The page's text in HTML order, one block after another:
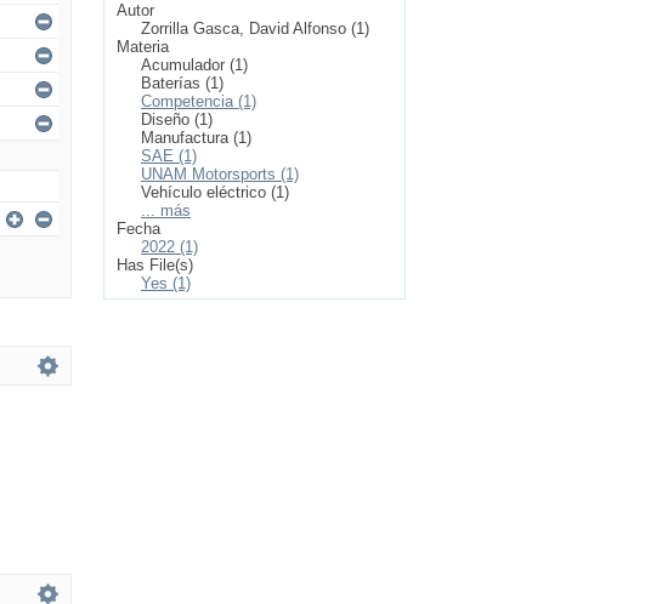
Autor
Zorrilla Gasca, David Alfonso (1)
Materia
Acumulador (1)
Baterías (1)
Competencia (1)
Diseño (1)
Manufactura (1)
SAE (1)
UNAM Motorsports (1)
Vehículo eléctrico (1)
... más
Fecha
2022 (1)
Has File(s)
Yes (1)